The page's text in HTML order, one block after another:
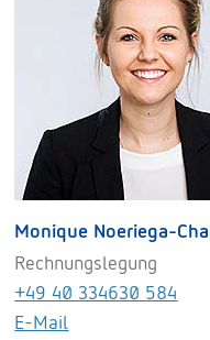
Monique Noeriega-
Rechnungslegung
+49 40 334630 584
E-Mail